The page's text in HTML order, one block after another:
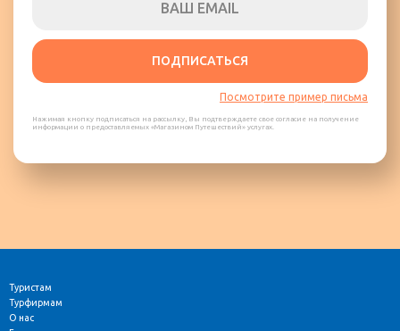
ПОДПИСАТЬСЯ
Посмотрите пример письма
Нажимая кнопку подписаться на рассылку, Вы подтверждаете свое согласие на получение
информации о предоставляемых «Магазином Путешествий» услугах.
Туристам
Турфирмам
О нас